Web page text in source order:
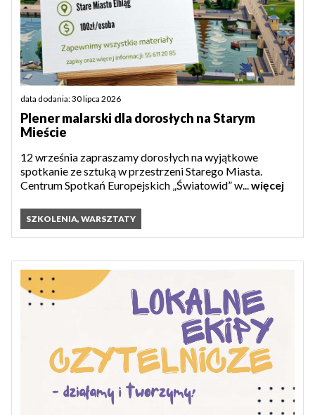
data dodania: 30 lipca 2026
Plener malarski dla dorosłych na Starym
Mieście
12 września zapraszamy dorosłych na wyjątkowe
spotkanie ze sztuką w przestrzeni Starego Miasta.
Centrum Spotkań Europejskich „Światowid” w...więcej
SZKOLENIA, WARSZTATY